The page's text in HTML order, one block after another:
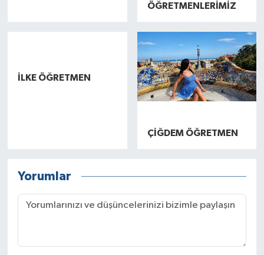
ÖĞRETMENLERİMİZ
ÇİĞDEM ÖĞRETMEN
Yorumlar